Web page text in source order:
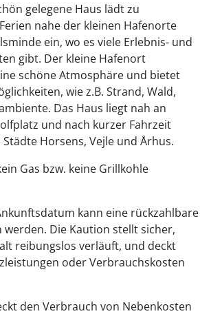
gelegene Haus lädt zu
nahe der kleinen Hafenorte
ein, wo es viele Erlebnis- und
gibt. Der kleine Hafenort
schöne Atmosphäre und bietet
wie z.B. Strand, Wald,
Das Haus liegt nah an
und nach kurzer Fahrzeit
Horsens, Vejle und Århus.
Gas bzw. keine Grillkohle
kann eine rückzahlbare
Die Kaution stellt sicher,
reibungslos verläuft, und deckt
oder Verbrauchskosten
den Verbrauch von Nebenkosten